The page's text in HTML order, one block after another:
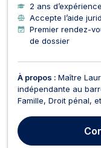
2 ans d’expérience
Accepte l’aide
Premier rendez-
de dossier
À propos : Maître
indépendante au
Famille, Droit pénal,
dans toutes les
Droit de la Famille,